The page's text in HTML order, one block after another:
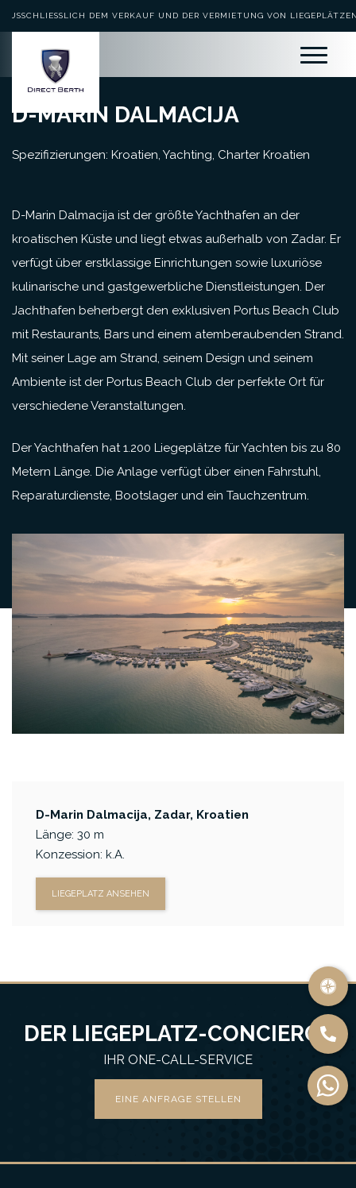
AUSSCHLIESSLICH DEM VERKAUF UND DER VERMIETUNG VON LIEGEPLÄTZEN
D-MARIN DALMACIJA
Spezifizierungen: Kroatien, Yachting, Charter Kroatien
D-Marin Dalmacija ist der größte Yachthafen an der
kroatischen Küste und liegt etwas außerhalb von Zadar. Er
verfügt über erstklassige Einrichtungen sowie luxuriöse
kulinarische und gastgewerbliche Dienstleistungen. Der
Jachthafen beherbergt den exklusiven Portus Beach Club
mit Restaurants, Bars und einem atemberaubenden Strand.
Mit seiner Lage am Strand, seinem Design und seinem
Ambiente ist der Portus Beach Club der perfekte Ort für
verschiedene Veranstaltungen.
Der Yachthafen hat 1.200 Liegeplätze für Yachten bis zu 80
Metern Länge. Die Anlage verfügt über einen Fahrstuhl,
Reparaturdienste, Bootslager und ein Tauchzentrum.
D-Marin Dalmacija, Zadar, Kroatien
Länge: 30 m
Konzession: k.A.
LIEGEPLATZ ANSEHEN
DER LIEGEPLATZ-CONCIERGE
IHR ONE-CALL-SERVICE
EINE ANFRAGE STELLEN